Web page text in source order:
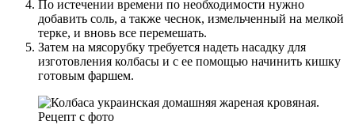
По истечении времени по необходимости нужно
добавить соль, а также чеснок, измельченный на мелкой
терке, и вновь все перемешать.
Затем на мясорубку требуется надеть насадку для
изготовления колбасы и с ее помощью начинить кишку
готовым фаршем.